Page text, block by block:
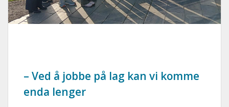
– Ved å jobbe på lag kan vi komme
enda lenger